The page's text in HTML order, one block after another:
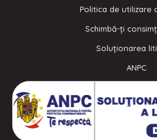
Politica de utilizare
Schimbă-ți
Soluționarea
ANPC